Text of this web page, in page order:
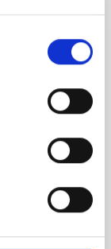
the
in both
far enough
the